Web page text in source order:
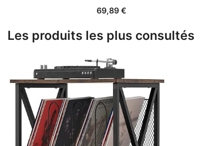
69,89 €
Les produits les plus consultés